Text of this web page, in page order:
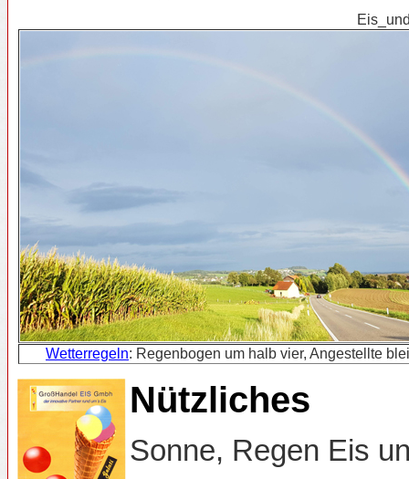
Wetterregeln: Regenbogen um halb vier, Angestellte
Nützliches
Sonne, Regen Eis